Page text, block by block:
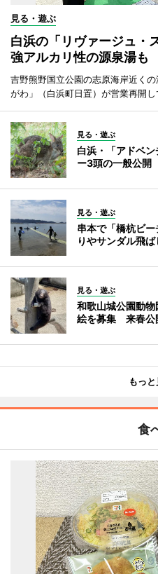
見る・遊ぶ
白浜の「リヴァージュ・
強アルカリ性の源泉湯も
吉野熊野国立公園の志原海岸近く
がわ」（白浜町日置）が営業再開し
見る・遊ぶ
白浜・「アドベ
ー3頭の一般公開
見る・遊ぶ
串本で「橋杭ビ
りやサンダル飛
見る・遊ぶ
和歌山城公園動
絵を募集 来春公
もっ
食